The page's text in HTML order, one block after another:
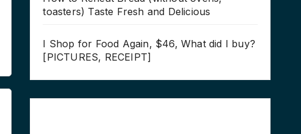
toasters) Taste Fresh and Delicious
I Shop for Food Again, $46, What did I buy?
[PICTURES, RECEIPT]